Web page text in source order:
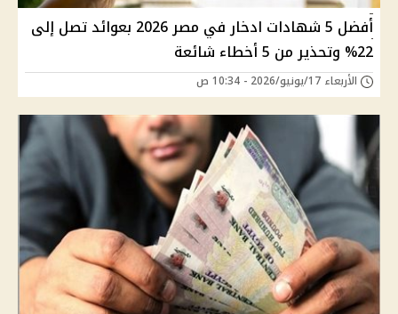
أفضل 5 شهادات ادخار في مصر 2026 بعوائد تصل إلى
22% وتحذير من 5 أخطاء شائعة
الأربعاء 17/يونيو/2026 - 10:34 ص